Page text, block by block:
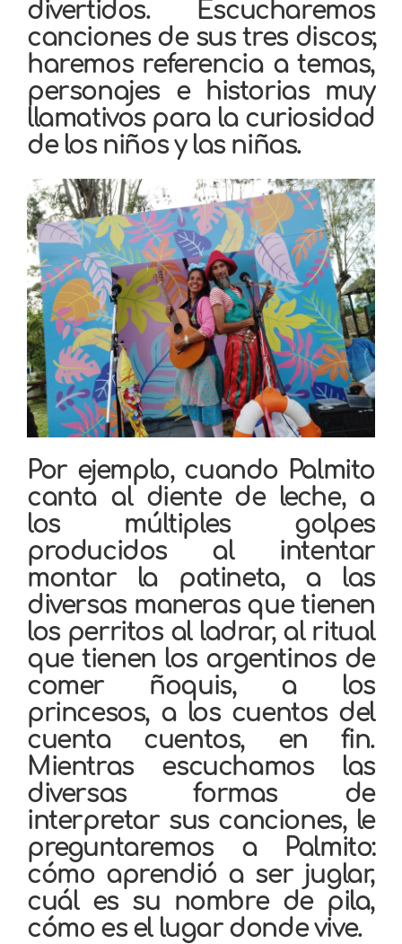
divertidos. Escucharemos
canciones de sus tres discos;
haremos referencia a temas,
personajes e historias muy
llamativos para la curiosidad
de los niños y las niñas.
Por ejemplo, cuando Palmito
canta al diente de leche, a
los múltiples golpes
producidos al intentar
montar la patineta, a las
diversas maneras que tienen
los perritos al ladrar, al ritual
que tienen los argentinos de
comer ñoquis, a los
princesos, a los cuentos del
cuenta cuentos, en fin.
Mientras escuchamos las
diversas formas de
interpretar sus canciones, le
preguntaremos a Palmito:
cómo aprendió a ser juglar,
cuál es su nombre de pila,
cómo es el lugar donde vive.